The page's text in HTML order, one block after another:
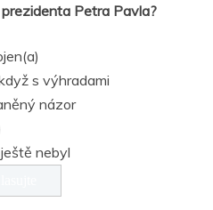
Petra Pavla?
s výhradami
názor
nebyl